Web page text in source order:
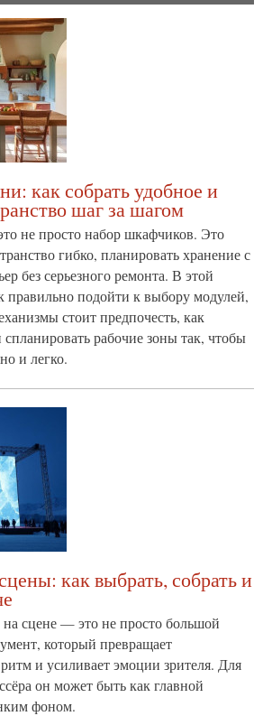
как собрать удобное и
шаг за шагом
не просто набор шкафчиков. Это
гибко, планировать хранение с
без серьезного ремонта. В этой
правильно подойти к выбору модулей,
стоит предпочесть, как
спланировать рабочие зоны так, чтобы
и легко.
как выбрать, собрать и
сцене — это не просто большой
который превращает
ритм и усиливает эмоции зрителя. Для
он может быть как главной
фоном.